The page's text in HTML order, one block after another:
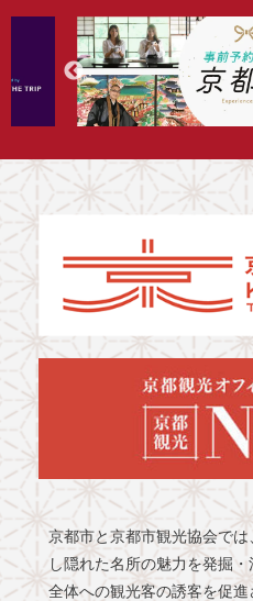
京都市と京都市観光協会で
し隠れた名所の魅力を発掘
全体への観光客の誘客を促